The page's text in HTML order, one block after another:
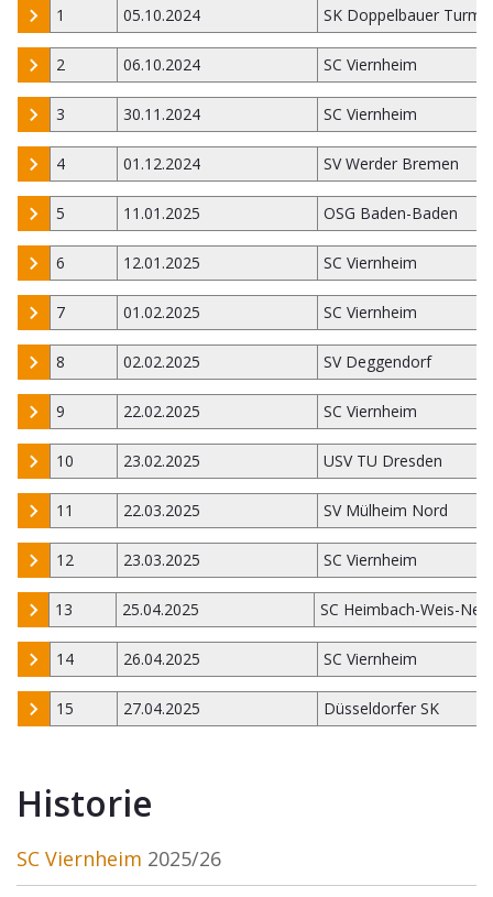
1 05.10.2024 SK Doppelbauer Turm
2 06.10.2024 SC Viernheim
3 30.11.2024 SC Viernheim
4 01.12.2024 SV Werder Bremen
5 11.01.2025 OSG Baden-Baden
6 12.01.2025 SC Viernheim
7 01.02.2025 SC Viernheim
8 02.02.2025 SV Deggendorf
9 22.02.2025 SC Viernheim
10 23.02.2025 USV TU Dresden
11 22.03.2025 SV Mülheim Nord
12 23.03.2025 SC Viernheim
13 25.04.2025 SC Heimbach-Weis-
14 26.04.2025 SC Viernheim
15 27.04.2025 Düsseldorfer SK
Historie
SC Viernheim 2025/26